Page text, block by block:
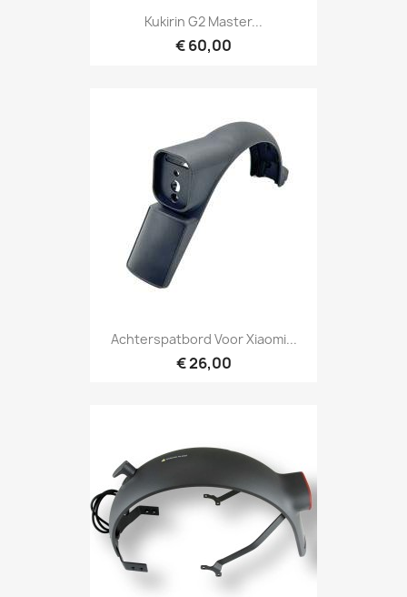
Kukirin G2 Master...
€ 60,00
Achterspatbord Voor Xiaomi...
€ 26,00